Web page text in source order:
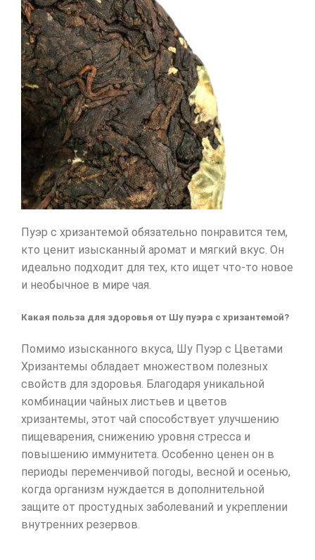
Пуэр с хризантемой обязательно понравится тем,
кто ценит изысканный аромат и мягкий вкус. Он
идеально подходит для тех, кто ищет что-то новое
и необычное в мире чая.
Какая польза для здоровья от Шу пуэра с хризантемой?
Помимо изысканного вкуса, Шу Пуэр с Цветами
Хризантемы обладает множеством полезных
свойств для здоровья. Благодаря уникальной
комбинации чайных листьев и цветов
хризантемы, этот чай способствует улучшению
пищеварения, снижению уровня стресса и
повышению иммунитета. Особенно ценен он в
периоды переменчивой погоды, весной и осенью,
когда организм нуждается в дополнительной
защите от простудных заболеваний и укреплении
внутренних резервов.